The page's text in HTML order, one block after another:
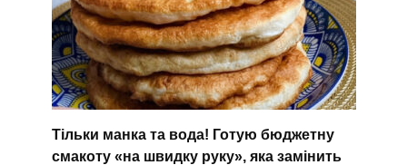
Тільки манка та вода! Готую бюджетну
смакоту «на швидку руку», яка замінить